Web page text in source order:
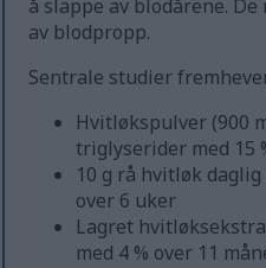
å slappe av blodårene.
av blodpropp.
Sentrale studier
Hvitløkspulver (900
triglyserider med 15
10 g rå hvitløk daglig
over 6 uker
Lagret
med 4 % over 11